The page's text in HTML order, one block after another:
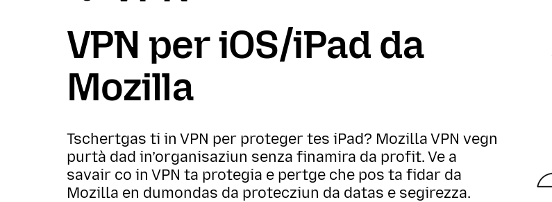
VPN per iOS/iPad da
Mozilla
Tschertgas ti in VPN per proteger tes iPad? Mozilla VPN vegn
purtà dad in’organisaziun senza finamira da profit. Ve a
savair co in VPN ta protegia e pertge che pos ta fidar da
Mozilla en dumondas da protecziun da datas e segirezza.